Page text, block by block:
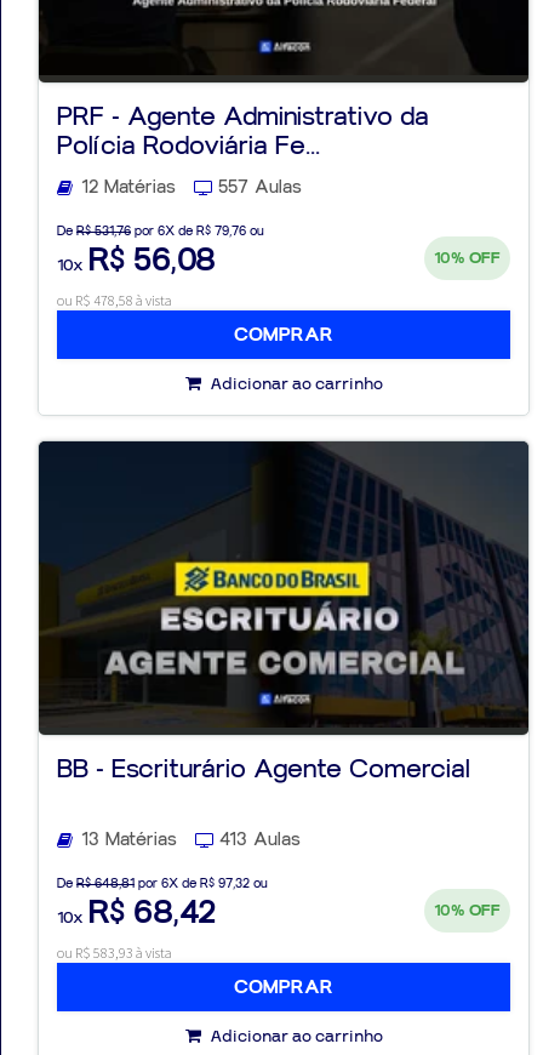
PRF - Agente Administrativo da
Polícia Rodoviária Fe...
12 Matérias 557 Aulas
De R$ 531,76 por 6X de R$ 79,76 ou
10x R$ 56,08 10% OFF
ou R$ 478,58 à vista
COMPRAR
Adicionar ao carrinho
BB - Escriturário Agente Comercial
13 Matérias 413 Aulas
De R$ 648,81 por 6X de R$ 97,32 ou
10x R$ 68,42 10% OFF
ou R$ 583,93 à vista
COMPRAR
Adicionar ao carrinho